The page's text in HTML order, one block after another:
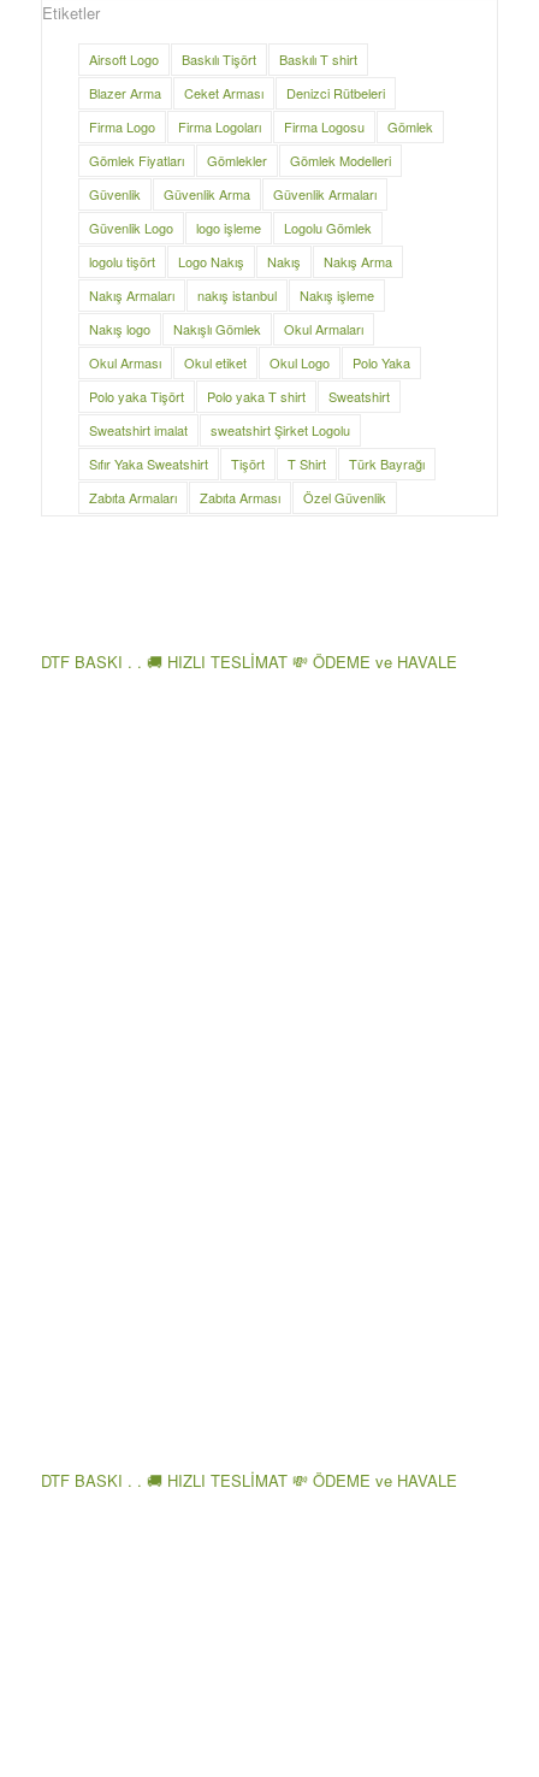
Etiketler
Airsoft Logo Baskılı Tişört
Baskılı T shirt
Blazer Arma
Ceket Arması
Denizci Rütbeleri
Firma Logo
Firma Logoları Firma Logosu
Gömlek
Gömlek Fiyatları
Gömlekler
Gömlek Modelleri
Güvenlik
Güvenlik Arma
Güvenlik Armaları
Güvenlik Logo
logo işleme
Logolu Gömlek
logolu tişört
Logo Nakış Nakış
Nakış Arma
Nakış Armaları
nakış istanbul
Nakış işleme
Nakış logo
Nakışlı Gömlek
Okul Armaları
Okul Arması
Okul etiket Okul Logo
Polo Yaka
Polo yaka Tişört
Polo yaka T shirt
Sweatshirt
Sweatshirt imalat
sweatshirt Şirket Logolu
Sıfır Yaka Sweatshirt
Tişört T Shirt
Türk Bayrağı
Zabıta Armaları
Zabıta Arması Özel Güvenlik
DTF BASKI . . 🚚 HIZLI TESLİMAT 💸 ÖDEME ve HAVALE
DTF BASKI . . 🚚 HIZLI TESLİMAT 💸 ÖDEME ve HAVALE